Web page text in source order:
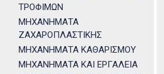
ΤΡΟΦΙΜΩΝ
ΜΗΧΑΝΗΜΑΤΑ
ΖΑΧΑΡΟΠΛΑΣΤΙΚΗΣ
ΜΗΧΑΝΗΜΑΤΑ ΚΑΘΑΡΙΣΜΟΥ
ΜΗΧΑΝΗΜΑΤΑ ΚΑΙ ΕΡΓΑΛΕΙΑ